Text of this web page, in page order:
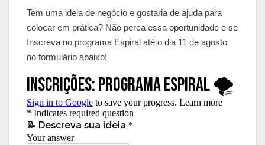
Tem uma ideia de negócio e gostaria de ajuda para
colocar em prática? Não perca essa oportunidade e se
Inscreva no programa Espiral até o dia 11 de agosto
no formulário abaixo!